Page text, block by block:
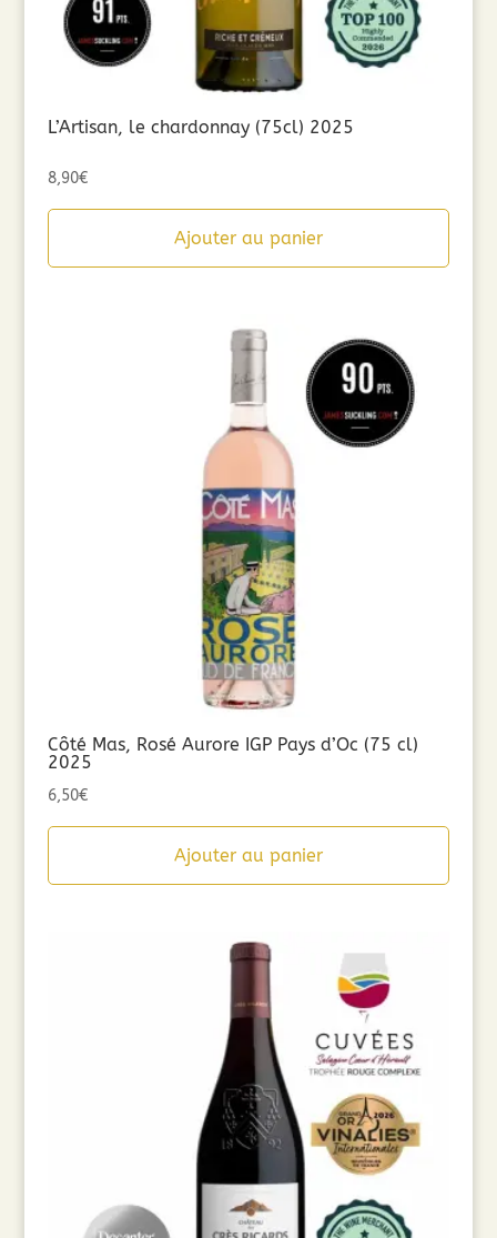
L’Artisan, le chardonnay (75cl) 2025
8,90€
Ajouter au panier
Côté Mas, Rosé Aurore IGP Pays d’Oc (75 cl)
2025
6,50€
Ajouter au panier